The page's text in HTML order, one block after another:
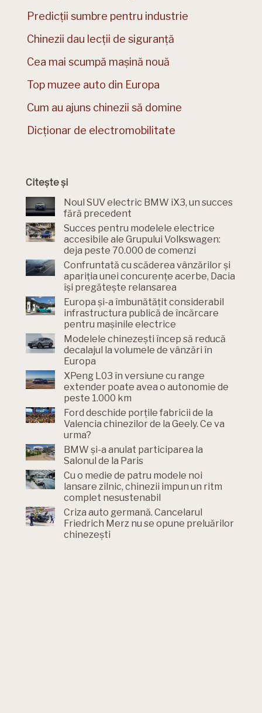
Predicții sumbre pentru industrie
Chinezii dau lecții de siguranță
Cea mai scumpă mașină nouă
Top muzee auto din Europa
Cum au ajuns chinezii să domine
Dicționar de electromobilitate
Citește și
Noul SUV electric BMW iX3, un succes
fără precedent
Succes pentru modelele electrice
accesibile ale Grupului Volkswagen:
deja peste 70.000 de comenzi
Confruntată cu scăderea vânzărilor și
apariția unei concurențe acerbe, Dacia
își pregătește relansarea
Europa și-a îmbunătățit considerabil
infrastructura publică de încărcare
pentru mașinile electrice
Modelele chinezești încep să reducă
decalajul la volumele de vânzări în
Europa
XPeng L03 în versiune cu range
extender poate avea o autonomie de
peste 1.000 km
Ford deschide porțile fabricii de la
Valencia chinezilor de la Geely. Ce va
urma?
BMW și-a anulat participarea la
Salonul de la Paris
Cu o medie de patru modele noi
lansare zilnic, chinezii impun un ritm
complet nesustenabil
Criza auto germană. Cancelarul
Friedrich Merz nu se opune preluărilor
chinezești